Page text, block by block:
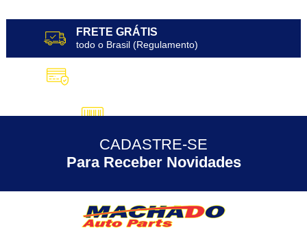
FRETE GRÁTIS
todo o Brasil (Regulamento)
5% DESCONTO no Pix
30 ANOS de Experiência
CADASTRE-SE
Para Receber Novidades